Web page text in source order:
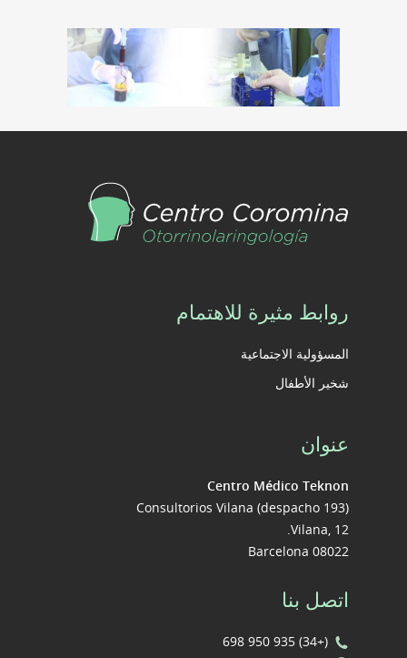
روابط مثيرة للاهتمام
المسؤولية الاجتماعية
شخير الأطفال
عنوان
Centro Médico Teknon
Consultorios Vilana (despacho 193)
Vilana, 12.
08022 Barcelona
اتصل بنا
(+34) 935 950 698